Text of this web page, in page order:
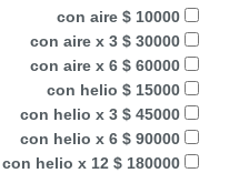
con aire $ 10000
con aire x 3 $ 30000
con aire x 6 $ 60000
con helio $ 15000
con helio x 3 $ 45000
con helio x 6 $ 90000
con helio x 12 $ 180000